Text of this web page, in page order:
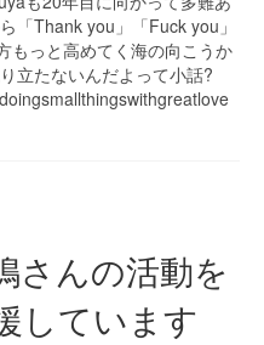
「Thank you」「Fuck you」
もっと高めてく海の向こうか
立たないんだよって小話?
さんの活動を
しています